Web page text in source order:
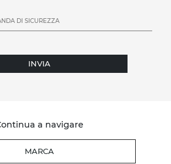
INVIA
a navigare
MARCA